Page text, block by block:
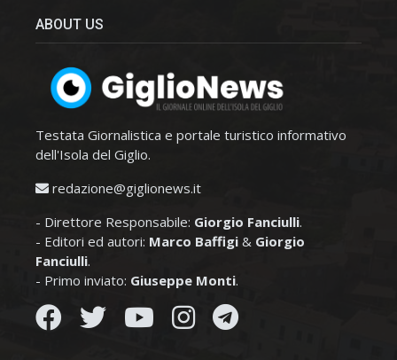
ABOUT US
Testata Giornalistica e portale turistico informativo
dell'Isola del Giglio.
redazione@giglionews.it
- Direttore Responsabile: Giorgio Fanciulli.
- Editori ed autori: Marco Baffigi & Giorgio
Fanciulli.
- Primo inviato: Giuseppe Monti.